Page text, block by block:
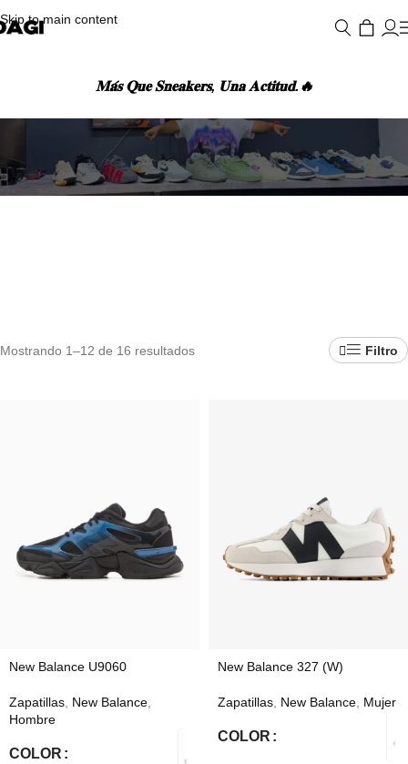
Skip to main content
𝐌𝐚́𝐬 𝐐𝐮𝐞 𝐒𝐧𝐞𝐚𝐤𝐞𝐫𝐬, 𝐔𝐧𝐚 𝐀𝐜𝐭𝐢𝐭𝐮𝐝.🔥
RESULTADOS DE BÚSQUEDA: “NEW BALANCE”
Mostrando 1–12 de 16 resultados Filtro
New Balance U9060
Zapatillas New Balance
Hombre
COLOR
New Balance 327 (W)
Zapatillas New Balance Mujer
COLOR